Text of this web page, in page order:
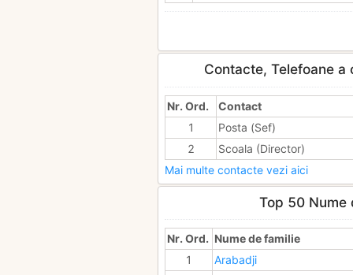
Contacte, Telefoane
Nr. Ord.
Contact
1
Posta (Sef)
2
Scoala (Director)
Mai multe contacte vezi aici
Top 50 Nume
Nr. Ord. Nume de familie
1
Arabadji